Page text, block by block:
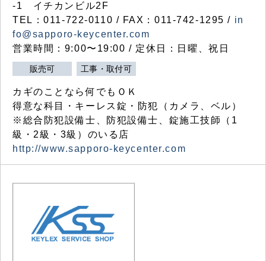
-1 イチカンビル2F
TEL：011-722-0110 / FAX：011-742-1295 / in
fo@sapporo-keycenter.com
営業時間：9:00〜19:00 / 定休日：日曜、祝日
販売可 工事・取付可
カギのことなら何でもＯＫ
得意な科目・キーレス錠・防犯（カメラ、ベル）
※総合防犯設備士、防犯設備士、錠施工技師（1
級・2級・3級）のいる店
http://www.sapporo-keycenter.com